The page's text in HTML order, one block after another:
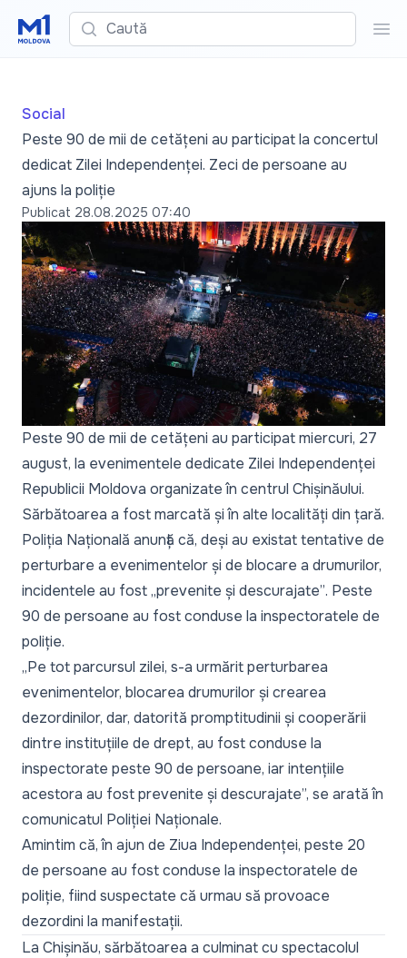
Caută
Social
Peste 90 de mii de cetățeni au participat la concertul
dedicat Zilei Independenței. Zeci de persoane au
ajuns la poliție
Publicat 28.08.2025 07:40
Peste 90 de mii de cetățeni au participat miercuri, 27
august, la evenimentele dedicate Zilei Independenței
Republicii Moldova organizate în centrul Chișinăului.
Sărbătoarea a fost marcată și în alte localități din țară.
Poliția Națională anunță că, deși au existat tentative de
perturbare a evenimentelor și de blocare a drumurilor,
incidentele au fost„prevenite și descurajate”. Peste
90 de persoane au fost conduse la inspectoratele de
poliție.
„Pe tot parcursul zilei, s-a urmărit perturbarea
evenimentelor, blocarea drumurilor și crearea
dezordinilor, dar, datorită promptitudinii și cooperării
dintre instituțiile de drept, au fost conduse la
inspectorate peste 90 de persoane, iar intențiile
acestora au fost prevenite și descurajate”, se arată în
comunicatul Poliției Naționale.
Amintim că, în ajun de Ziua Independenței, peste 20
de persoane au fost conduse la inspectoratele de
poliție, fiind suspectate că urmau să provoace
dezordini la manifestații.
La Chișinău, sărbătoarea a culminat cu spectacolul